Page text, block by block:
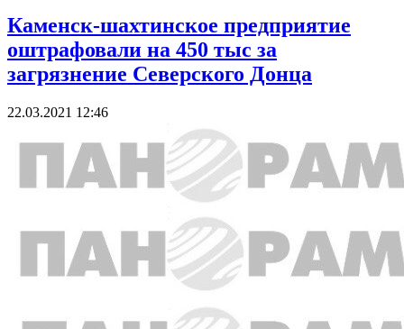
Каменск-шахтинское предприятие
оштрафовали на 450 тыс за
загрязнение Северского Донца
22.03.2021 12:46